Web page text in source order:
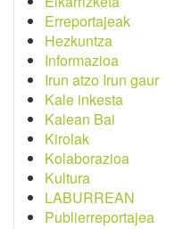
Erreportajeak
Hezkuntza
Informazioa
Irun atzo Irun gaur
Kale inkesta
Kalean Bai
Kirolak
Kolaborazioa
Kultura
LABURREAN
Publierreportajea